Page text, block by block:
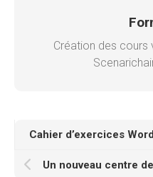
Création des cours
Cahier d’exercices